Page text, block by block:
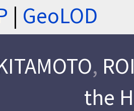
| GeoLOD
,
the